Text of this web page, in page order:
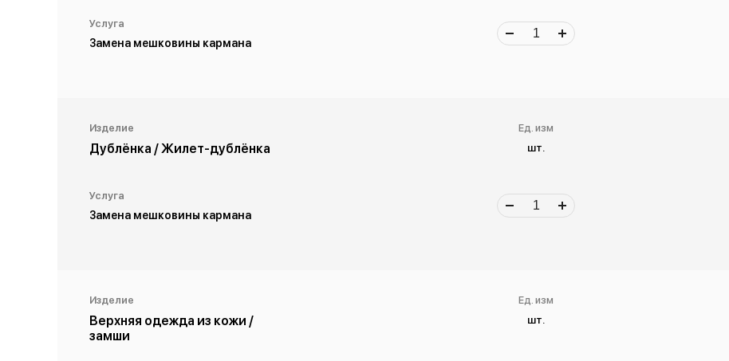
Услуга
Замена мешковины кармана
Изделие
Дублёнка / Жилет-дублёнка
Услуга
Замена мешковины кармана
Ед. изм
шт.
Изделие
Верхняя одежда из кожи /
замши
Ед. изм
шт.